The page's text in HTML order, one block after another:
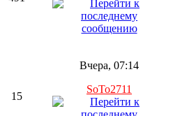
15
Вчера, 07:14
SoTo2711